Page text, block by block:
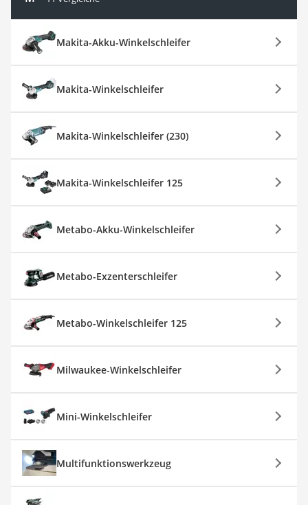
Makita-Akku-Winkelschleifer
Makita-Winkelschleifer
Makita-Winkelschleifer (230)
Makita-Winkelschleifer 125
Metabo-Akku-Winkelschleifer
Metabo-Exzenterschleifer
Metabo-Winkelschleifer 125
Milwaukee-Winkelschleifer
Mini-Winkelschleifer
Multifunktionswerkzeug